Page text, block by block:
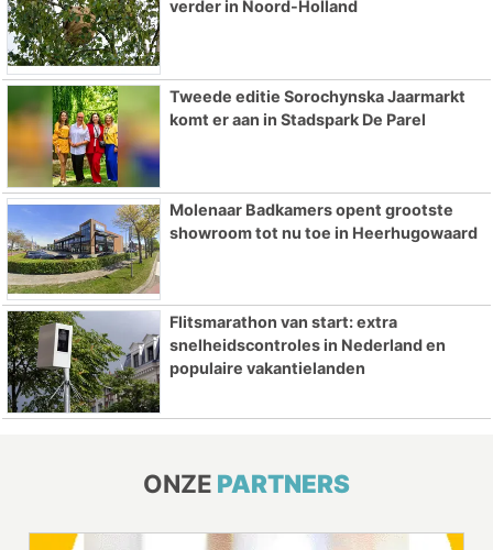
verder in Noord-Holland
Tweede editie Sorochynska Jaarmarkt
komt er aan in Stadspark De Parel
Molenaar Badkamers opent grootste
showroom tot nu toe in Heerhugowaard
Flitsmarathon van start: extra
snelheidscontroles in Nederland en
populaire vakantielanden
ONZE PARTNERS